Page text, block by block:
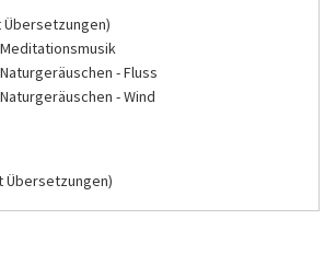
Übersetzungen)
- Fluss
- Wind
Übersetzungen)